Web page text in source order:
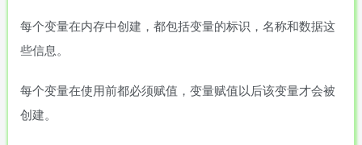
每个变量在内存中创建，都包括变量的标识，名称和数据这
些信息。
每个变量在使用前都必须赋值，变量赋值以后该变量才会被
创建。